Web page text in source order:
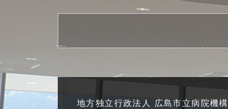
地方独立行政法人 広島市立病院機構